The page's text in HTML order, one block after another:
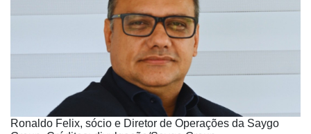
Ronaldo Felix, sócio e Diretor de Operações da Saygo